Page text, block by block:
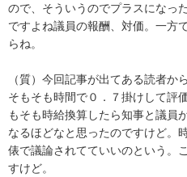
ので、そういうのでプラスになっ
ですよね議員の報酬、対価。一方
らね。
（質）今回記事が出てある読者か
そもそも時間で０．７掛けして評
もそも時給換算したら知事と議員
なるほどなと思ったのですけど。
俵で議論されてていいのという。
すけど。